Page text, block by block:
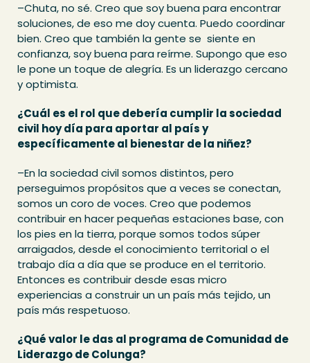
–Chuta, no sé. Creo que soy buena para encontrar
soluciones, de eso me doy cuenta. Puedo coordinar
bien. Creo que también la gente se siente en
confianza, soy buena para reírme. Supongo que eso
le pone un toque de alegría. Es un liderazgo cercano
y optimista.
¿Cuál es el rol que debería cumplir la sociedad
civil hoy día para aportar al país y
específicamente al bienestar de la niñez?
–En la sociedad civil somos distintos, pero
perseguimos propósitos que a veces se conectan,
somos un coro de voces. Creo que podemos
contribuir en hacer pequeñas estaciones base, con
los pies en la tierra, porque somos todos súper
arraigados, desde el conocimiento territorial o el
trabajo día a día que se produce en el territorio.
Entonces es contribuir desde esas micro
experiencias a construir un un país más tejido, un
país más respetuoso.
¿Qué valor le das al programa de Comunidad de
Liderazgo de Colunga?